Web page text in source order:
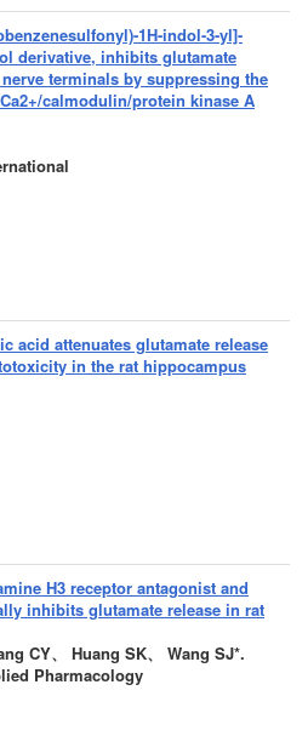
1H-indol-3-yl]-
derivative, inhibits glutamate
terminals by suppressing the
calmodulin/protein kinase A
acid attenuates glutamate release
in the rat hippocampus
H3 receptor antagonist and
inhibits glutamate release in rat
CY、 Huang SK、 Wang SJ*.
Pharmacology